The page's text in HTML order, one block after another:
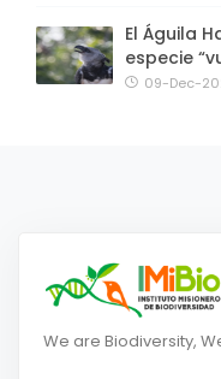
El Águila
especie
09-Dec-
We are Biodiversity,